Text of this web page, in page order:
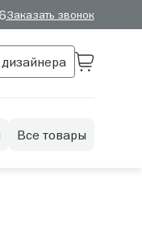
Заказать звонок
Все товары